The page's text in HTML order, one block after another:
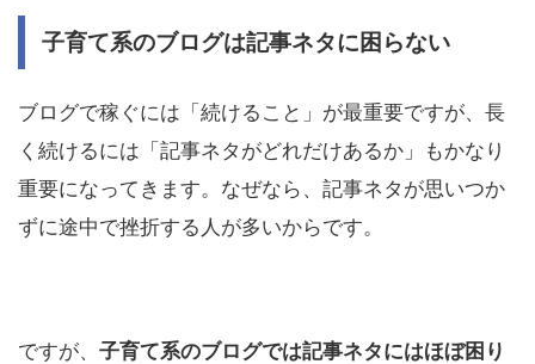
子育て系のブログは記事ネタに困らない
ブログで稼ぐには「続けること」が最重要ですが、長
く続けるには「記事ネタがどれだけあるか」もかなり
重要になってきます。なぜなら、記事ネタが思いつか
ずに途中で挫折する人が多いからです。
ですが、 子育て系のブログでは記事ネタにはほぼ困り